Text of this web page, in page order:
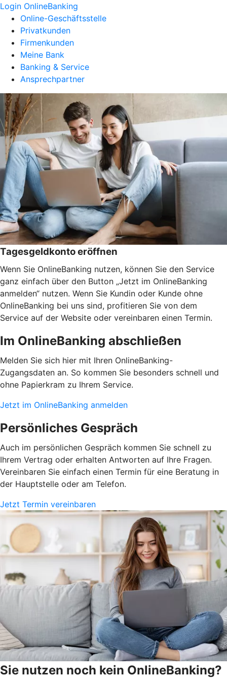
Login OnlineBanking
Online-Geschäftsstelle
Privatkunden
Firmenkunden
Meine Bank
Banking & Service
Ansprechpartner
Tagesgeldkonto eröffnen
Wenn Sie OnlineBanking nutzen, können Sie den Service
ganz einfach über den Button „Jetzt im OnlineBanking
anmelden“ nutzen. Wenn Sie Kundin oder Kunde ohne
OnlineBanking bei uns sind, profitieren Sie von dem
Service auf der Website oder vereinbaren einen Termin.
Im OnlineBanking abschließen
Melden Sie sich hier mit Ihren OnlineBanking-
Zugangsdaten an. So kommen Sie besonders schnell und
ohne Papierkram zu Ihrem Service.
Jetzt im OnlineBanking anmelden
Persönliches Gespräch
Auch im persönlichen Gespräch kommen Sie schnell zu
Ihrem Vertrag oder erhalten Antworten auf Ihre Fragen.
Vereinbaren Sie einfach einen Termin für eine Beratung in
der Hauptstelle oder am Telefon.
Jetzt Termin vereinbaren
Sie nutzen noch kein OnlineBanking?